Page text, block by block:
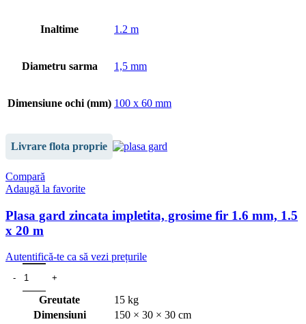
Inaltime 1.2 m
Diametru sarma 1,5 mm
Dimensiune ochi (mm) 100 x 60 mm
Livrare flota proprie
Compară
Adaugă la favorite
Plasa gard zincata impletita, grosime fir 1.6 mm, 1.5
x 20 m
Autentifică-te ca să vezi prețurile
Greutate
15 kg
Dimensiuni
150 × 30 × 30 cm